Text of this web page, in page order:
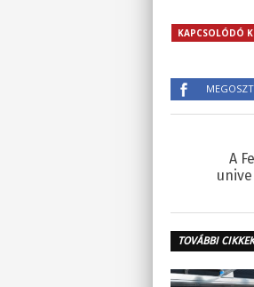
KAPCSOLÓDÓ
A
TOVÁBBI